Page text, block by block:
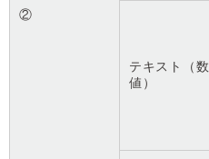
②
テキスト（数
値）